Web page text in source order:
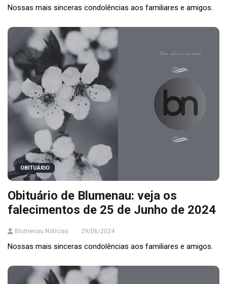
Nossas mais sinceras condolências aos familiares e amigos.
OBITUÁRIO
Obituário de Blumenau: veja os
falecimentos de 25 de Junho de 2024
Blumenau Notícias 29/06/2024
Nossas mais sinceras condolências aos familiares e amigos.